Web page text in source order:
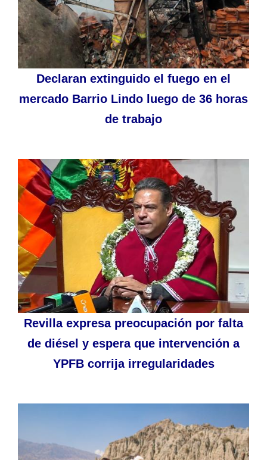
Declaran extinguido el fuego en el
mercado Barrio Lindo luego de 36 horas
de trabajo
Revilla expresa preocupación por falta
de diésel y espera que intervención a
YPFB corrija irregularidades